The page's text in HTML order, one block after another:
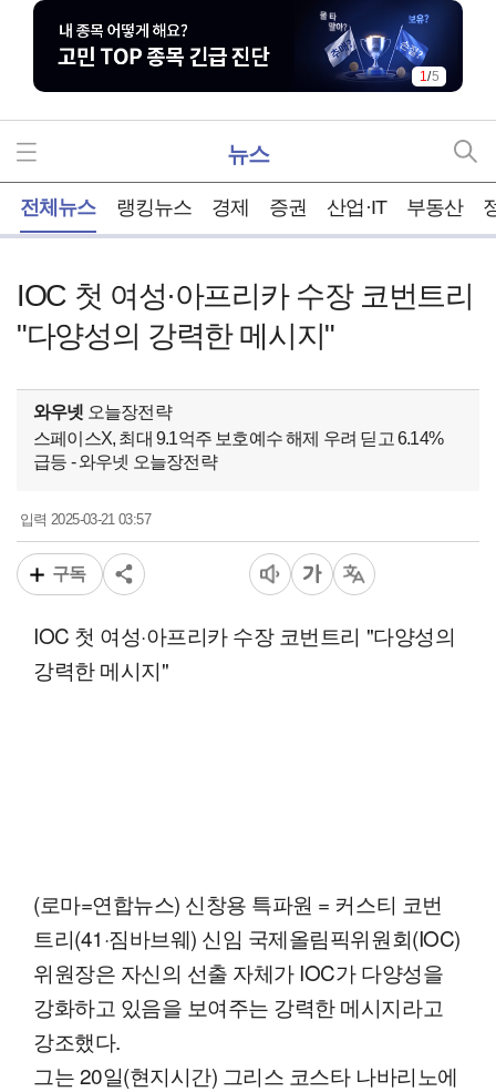
1/5
뉴스
전체뉴스 랭킹뉴스 경제 증권 산업·IT 부동산
IOC 첫 여성·아프리카 수장 코번트리
"다양성의 강력한 메시지"
와우넷 오늘장전략
스페이스X, 최대 9.1억주 보호예수 해제 우려 딛고 6.14%
급등 - 와우넷 오늘장전략
입력2025-03-21 03:57
구독
IOC 첫 여성·아프리카 수장 코번트리 "다양성의
강력한 메시지"
(로마=연합뉴스) 신창용 특파원 = 커스티 코번
트리(41·짐바브웨) 신임 국제올림픽위원회(IOC)
위원장은 자신의 선출 자체가 IOC가 다양성을
강화하고 있음을 보여주는 강력한 메시지라고
강조했다.
그는 20일(현지시간) 그리스 코스타 나바리노에